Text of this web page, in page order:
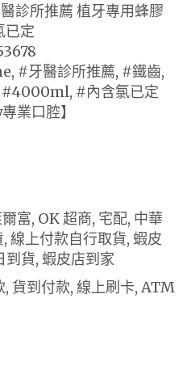
診所推薦 植牙專用蜂膠
定
#牙醫診所推薦, #鐵齒,
#4000ml, #內含氯已定
業口腔】
富, OK 超商, 宅配, 中華
線上付款自行取貨, 蝦皮
貨, 蝦皮店到家
貨到付款, 線上刷卡, ATM